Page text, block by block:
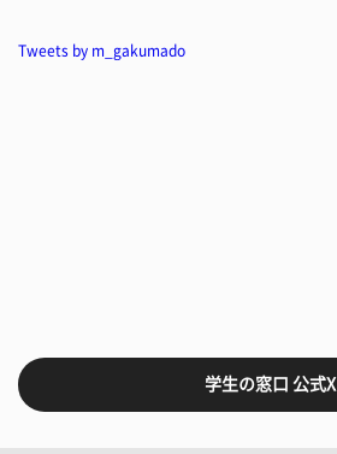
Tweets by m_gakumado
学生の窓口 公式X